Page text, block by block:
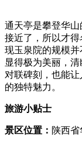
通天亭是攀登华
接近了，所以才
现玉泉院的规模并
显得极为美丽，
对联碑刻，也能
的独特魅力。
旅游小贴士
景区位置： 陕西